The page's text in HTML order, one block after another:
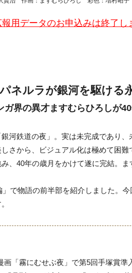
用データのお申込みは終了し
ネルラが銀河を駆ける
界の異才ますむらひろしが
河鉄道の夜」。実は未完成であり
さから、ビジュアル化は極めて困難
、40年の歳月をかけて遂に完結。
で物語の前半部を紹介しました。
「霧にむせぶ夜」で第5回手塚賞準